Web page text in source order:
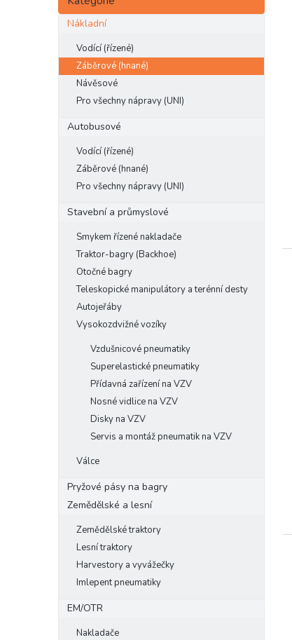
kategorie
Nákladní
Vodící (řízené)
Záběrové (hnané)
Návěsové
Pro všechny nápravy (UNI)
Autobusové
Vodící (řízené)
Záběrové (hnané)
Pro všechny nápravy (UNI)
Stavební a průmyslové
Smykem řízené nakladače
Traktor-bagry (Backhoe)
Otočné bagry
Teleskopické manipulátory a terénní desty
Autojeřáby
Vysokozdvižné vozíky
Vzdušnicové pneumatiky
Superelastické pneumatiky
Přídavná zařízení na VZV
Nosné vidlice na VZV
Disky na VZV
Servis a montáž pneumatik na VZV
Válce
Pryžové pásy na bagry
Zemědělské a lesní
Zemědělské traktory
Lesní traktory
Harvestory a vyvážečky
Imlepent pneumatiky
EM/OTR
Nakladače